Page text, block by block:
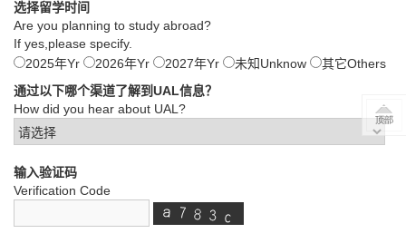
选择留学时间
Are you planning to study abroad?
If yes,please specify.
2025年Yr
2026年Yr 2027年Yr 未知Unknow
其它Others
通过以下哪个渠道了解到UAL信息？
How did you hear about UAL?
输入验证码
Verification Code